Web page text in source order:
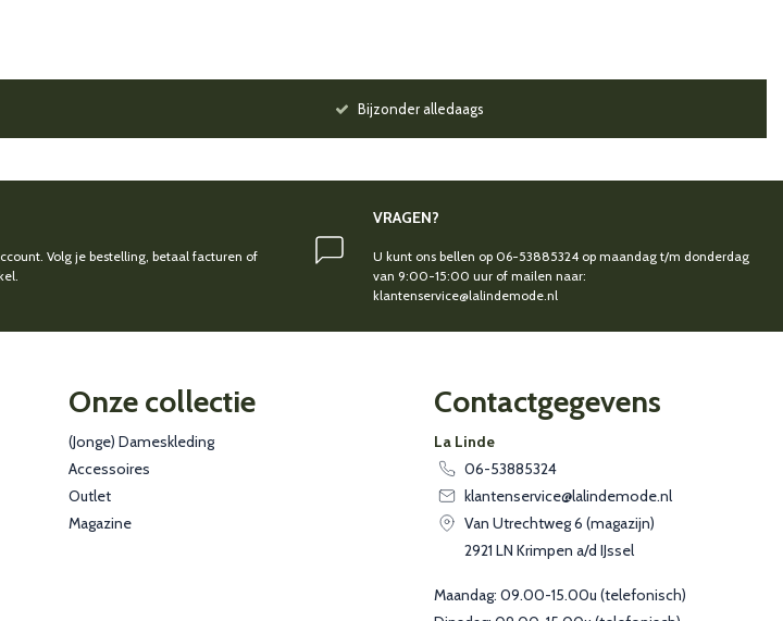
Bijzonder alledaags
Volg je bestelling, betaal facturen of
VRAGEN?
U kunt ons bellen op 06-53885324 op maandag t/m donderdag
van 9:00-15:00 uur of mailen naar:
klantenservice@lalindemode.nl
Onze collectie
(Jonge) Dameskleding
Accessoires
Outlet
Magazine
Contactgegevens
La Linde
06-53885324
klantenservice@lalindemode.nl
Van Utrechtweg 6 (magazijn)
2921 LN Krimpen a/d IJssel
Maandag: 09.00-15.00u (telefonisch)